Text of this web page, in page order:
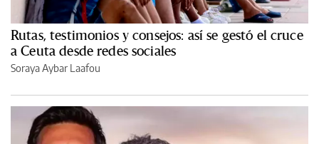
Rutas, testimonios y consejos: así se gestó el cruce
a Ceuta desde redes sociales
Soraya Aybar Laafou